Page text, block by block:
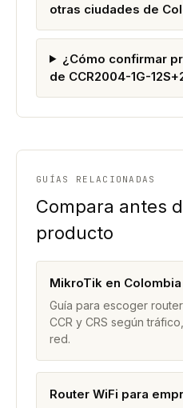
otras ciudades de
¿Cómo confirmar
de CCR2004-1G-
GUÍAS RELACIONADAS
Compara antes
producto
MikroTik en Colombia
Guía para escoger
CCR y CRS según
red.
Router WiFi para